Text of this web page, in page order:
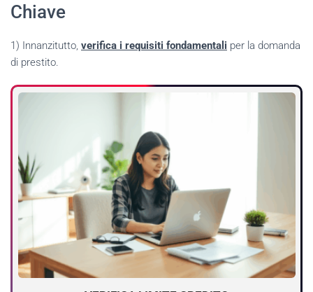
Chiave
1) Innanzitutto, verifica i requisiti fondamentali per la domanda
di prestito.